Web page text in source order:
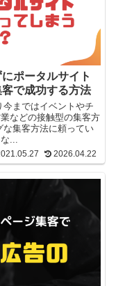
ポータルサイト
で成功する方法
まではイベントやチ
などの接触型の集客方
集客方法に頼ってい
...
2026.04.22